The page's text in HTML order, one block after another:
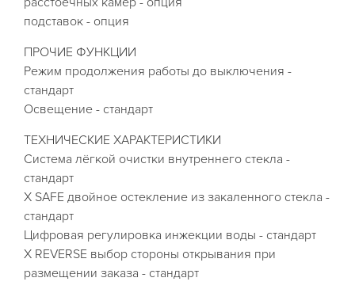
подставок - опция
ПРОЧИЕ ФУНКЦИИ
Режим продолжения работы до выключения -
стандарт
Освещение - стандарт
ТЕХНИЧЕСКИЕ ХАРАКТЕРИСТИКИ
Система лёгкой очистки внутреннего стекла -
стандарт
X SAFE двойное остекление из закаленного стекла -
стандарт
Цифровая регулировка инжекции воды - стандарт
X REVERSE выбор стороны открывания при
размещении заказа - стандарт